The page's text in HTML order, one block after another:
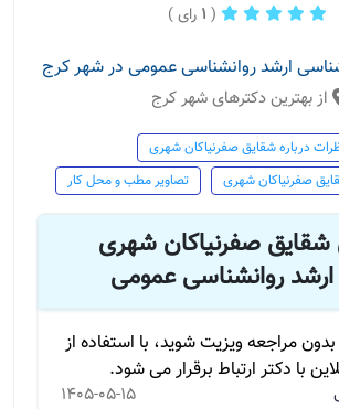
(
1 رای )
ارشد روانشناسی عمومی در شهر کرج
از بهترین دکترهای شهر کرج
درباره شقایق صفرنیاکان شهری
صفرنیاکان شهری
تصاویر مطب و محل کار
صفرنیاکان شهری
روانشناسی عمومی
بدون مراجعه ویزیت شوید، با استفاده از
با دکتر ارتباط برقرار می شود.
1405-05-15